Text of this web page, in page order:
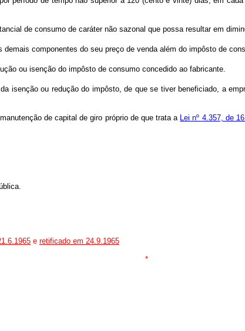
de consumo de caráter não sazonal que possa resultar em
componentes do seu preço de venda além do impôsto de
ou isenção do impôsto de consumo concedido ao fabricante.
isenção ou redução do impôsto, de que se tiver beneficiado, a
de capital de giro próprio de que trata a Lei nº 4.357, de
e retificado em 24.9.1965
*